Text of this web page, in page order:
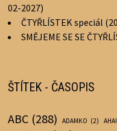
02-2027)
ČTYŘLÍSTEK speciál
SMĚJEME SE SE
ŠTÍTEK - ČASOPIS
ABC (288) ADAMKO (2) AHA!